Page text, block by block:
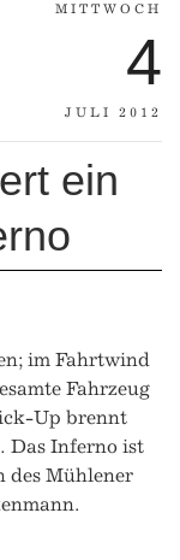
MITTWOCH
4
JULI 2012
ein
im Fahrtwind
Fahrzeug
Up brennt
Das Inferno ist
des Mühlener